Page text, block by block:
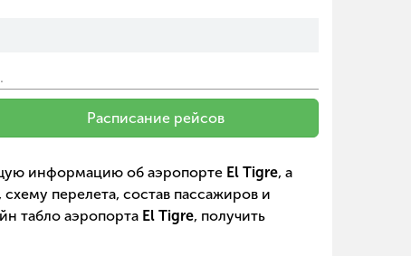
Расписание рейсов
информацию об аэропорте El Tigre, а
перелета, состав пассажиров и
табло аэропорта El Tigre, получить